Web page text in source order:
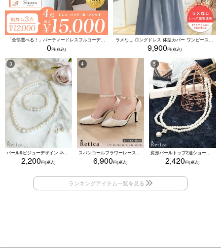
「全部選べる！」パーティードレスフルコーデセット (ドレス1点＋バッグ1点＋アクセ1点+靴1足/4点15000円(税込)/靴なしで12000円(税込))
0
ラメなし ロングドレス 体型カバー ワンピース 敏感肌対応 結婚式 二次会 お呼ばれ 大人 上品 (Sサイズ～5Lサイズ)
9,900
パール&ビジューデザイン ネックレス×ピアス×ブレスレット アクセサリー3set
2,200
スパンコールフラワーレースアンクルストラップハイヒールセパレートパンプス (ベージュ)
6,900
変形パールトップ2連ショートパールネックレス(ホワイト)
2,420